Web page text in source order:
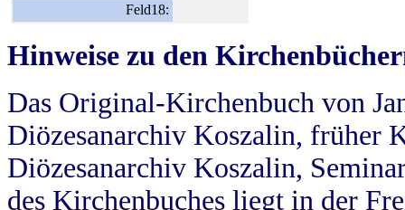
Feld18:
Hinweise zu den
Das Original-Kirchenbuch von
Diözesanarchiv Koszalin, früher
Diözesanarchiv Koszalin,
des Kirchenbuches liegt in der